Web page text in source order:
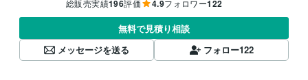
総販売実績196評価 4.9フォロワー122
無料で見積り相談
メッセージを送る
フォロー122